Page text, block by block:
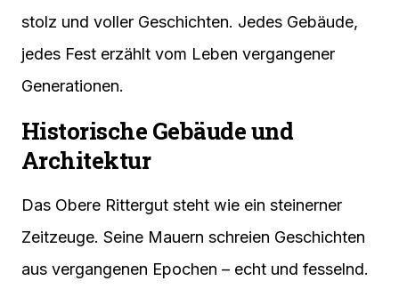
stolz und voller Geschichten. Jedes Gebäude,
jedes Fest erzählt vom Leben vergangener
Generationen.
Historische Gebäude und
Architektur
Das Obere Rittergut steht wie ein steinerner
Zeitzeuge. Seine Mauern schreien Geschichten
aus vergangenen Epochen – echt und fesselnd.